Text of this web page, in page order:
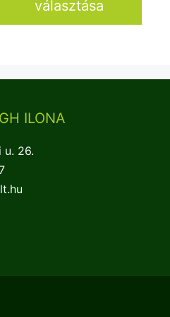
választása
ILONA
u. 26.